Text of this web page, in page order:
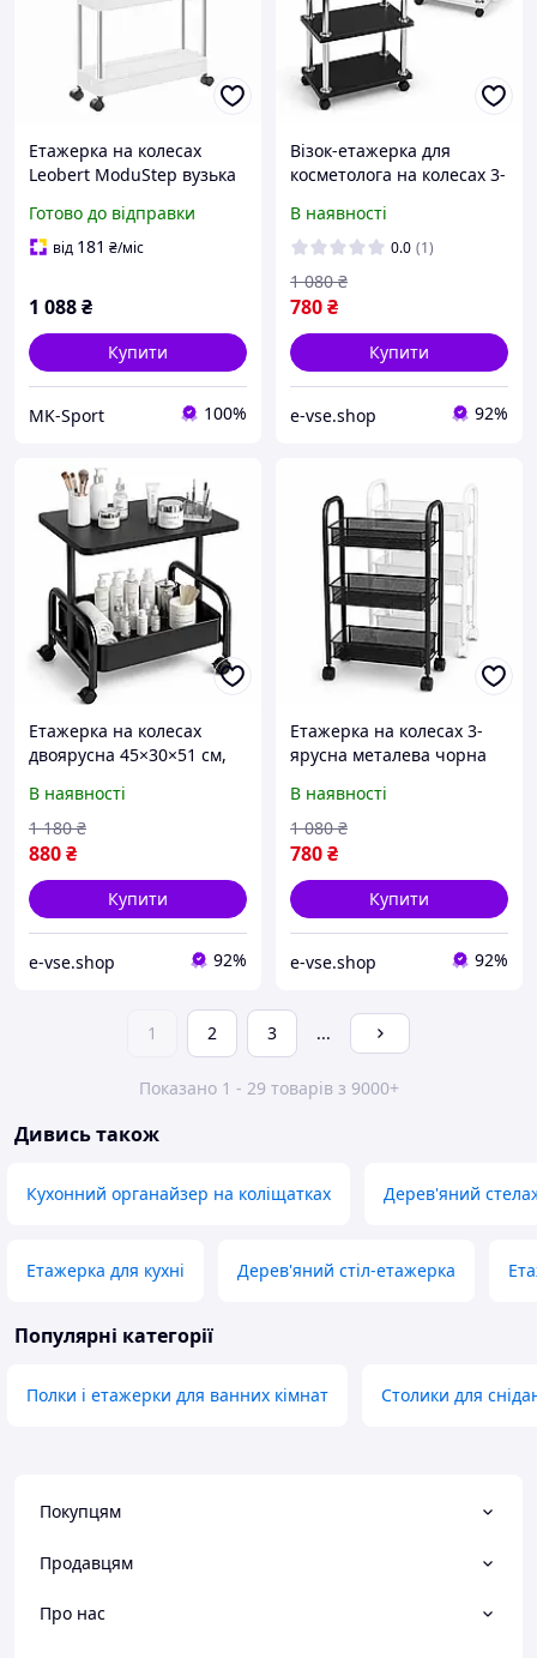
Етажерка на колесах
Leobert ModuStep вузька
Готово до відправки
від 181 ₴/міс
1 088₴
Купити
MK-Sport 100%
Візок-етажерка для
косметолога на колесах 3-
візок для салону краси, 60
см
В наявності
0.0 (1)
780₴
1 080 ₴
Купити
e-vse.shop 92%
Етажерка на колесах
двоярусна 45×30×51 см,
салону краси, кухні та
офісу
В наявності
880₴
1 180 ₴
Купити
e-vse.shop 92%
Етажерка на колесах 3-
ярусна металева чорна
органайзер з полицями
В наявності
780₴
1 080 ₴
Купити
e-vse.shop 92%
1 2 3 ...
Показано 1 - 29 товарів з 9000+
Дивись також
Кухонний органайзер на коліщатках Дерев'яний
Етажерка для кухні Дерев'яний стіл-етажерка
Популярні категорії
Полки і етажерки для ванних кімнат Столики для
Покупцям
Продавцям
Про нас